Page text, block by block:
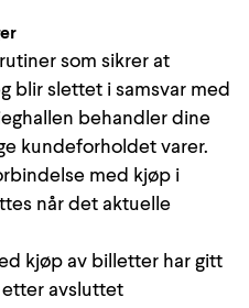
som sikrer at
blir slettet i samsvar med
behandler dine
kundeforholdet varer.
med kjøp i
når det aktuelle
kjøp av billetter har gitt
avsluttet